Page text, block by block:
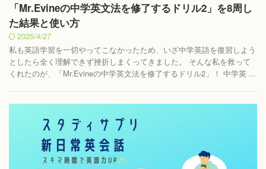
「Mr.Evineの中学英文法を修了するドリル2」を8周し
た結果と使い方
2025/4/27
私も英語学習を一切やってこなかったため、いざ中学英語を復習しよう
としたら全く理解できず挫折しまくってきました。 そんな私を救って
くれたのが、「Mr.Evineの中学英文法を修了するドリル2」！ 中学英 ...